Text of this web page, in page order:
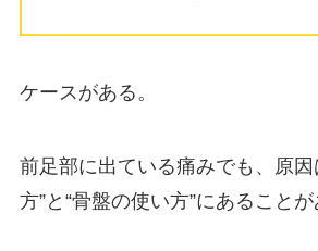
ケースがある。
前足部に出ている痛みでも、原因
方”と“骨盤の使い方”にあることが